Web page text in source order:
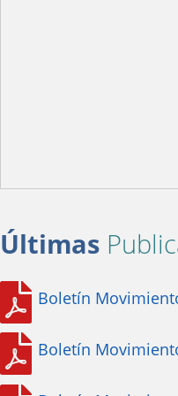
Últimas
Boletín
Boletín